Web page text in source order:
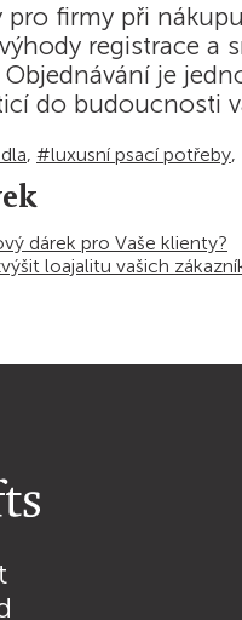
pro firmy při
registrace a
je
do budoucnosti
, #luxusní psací potřeby,
dárek pro Vaše klienty?
loajalitu vašich